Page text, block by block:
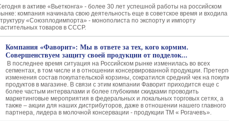
в активе «Вьетконга» - более 30 лет успешной работы на российском
компания начинала свою деятельность еще в советское время и входила
«Союзплодимпорта» - монополиста по экспорту и импорту
товаров в СССР.
Компания «Фаворит»: Мы в ответе за тех, кого кормим.
Совершенствуем защиту своей продукции от подделок...
В последнее время ситуация на Российском рынке изменилась во всех
сегментах, в том числе и в отношении консервированной продукции.
изменения состав покупательской корзины, сократился средний чек на
продуктов в магазине. В связи с этим компании Фаворит приходится еще с
более частым интервалами и более глубокими скидками проводить
маркетинговые мероприятия в федеральных и локальных торговых сетях, а
также – акции для наших дистрибуторов, даже в отношении нашего главного
партнера, лидера в молочной консервации - продукции ТМ « Рогачевъ».